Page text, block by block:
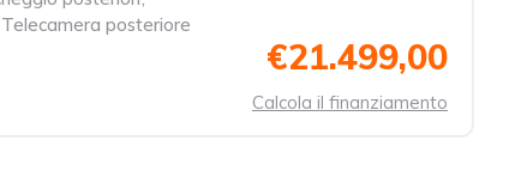
Telecamera posteriore
€21.499,00
Calcola il finanziamento